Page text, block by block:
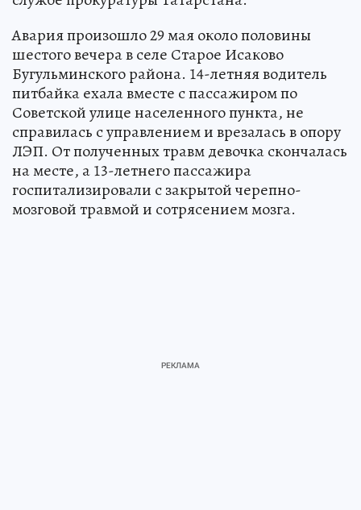
Авария произошло 29 мая около половины
шестого вечера в селе Старое Исаково
Бугульминского района. 14-летняя водитель
питбайка ехала вместе с пассажиром по
Советской улице населенного пункта, не
справилась с управлением и врезалась в опору
ЛЭП. От полученных травм девочка скончалась
на месте, а 13-летнего пассажира
госпитализировали с закрытой черепно-
мозговой травмой и сотрясением мозга.